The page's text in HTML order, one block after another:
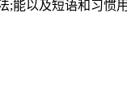
以及短语和习惯